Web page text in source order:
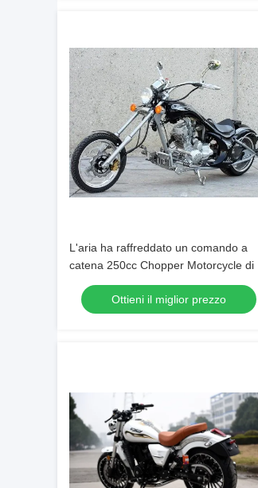
L'aria ha raffreddato un comando a
catena 250cc Chopper Motorcycle di 4
colpi
Ottieni il miglior prezzo